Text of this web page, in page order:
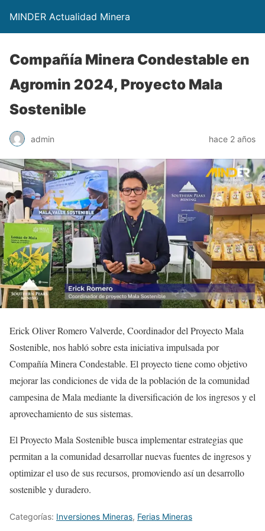
MINDER Actualidad Minera
Compañía Minera Condestable en
Agromin 2024, Proyecto Mala
Sostenible
admin hace 2 años
Erick Oliver Romero Valverde, Coordinador del Proyecto Mala
Sostenible, nos habló sobre esta iniciativa impulsada por
Compañía Minera Condestable. El proyecto tiene como objetivo
mejorar las condiciones de vida de la población de la comunidad
campesina de Mala mediante la diversificación de los ingresos y el
aprovechamiento de sus sistemas.
El Proyecto Mala Sostenible busca implementar estrategias que
permitan a la comunidad desarrollar nuevas fuentes de ingresos y
optimizar el uso de sus recursos, promoviendo así un desarrollo
sostenible y duradero.
Categorías: Inversiones Mineras, Ferias Mineras